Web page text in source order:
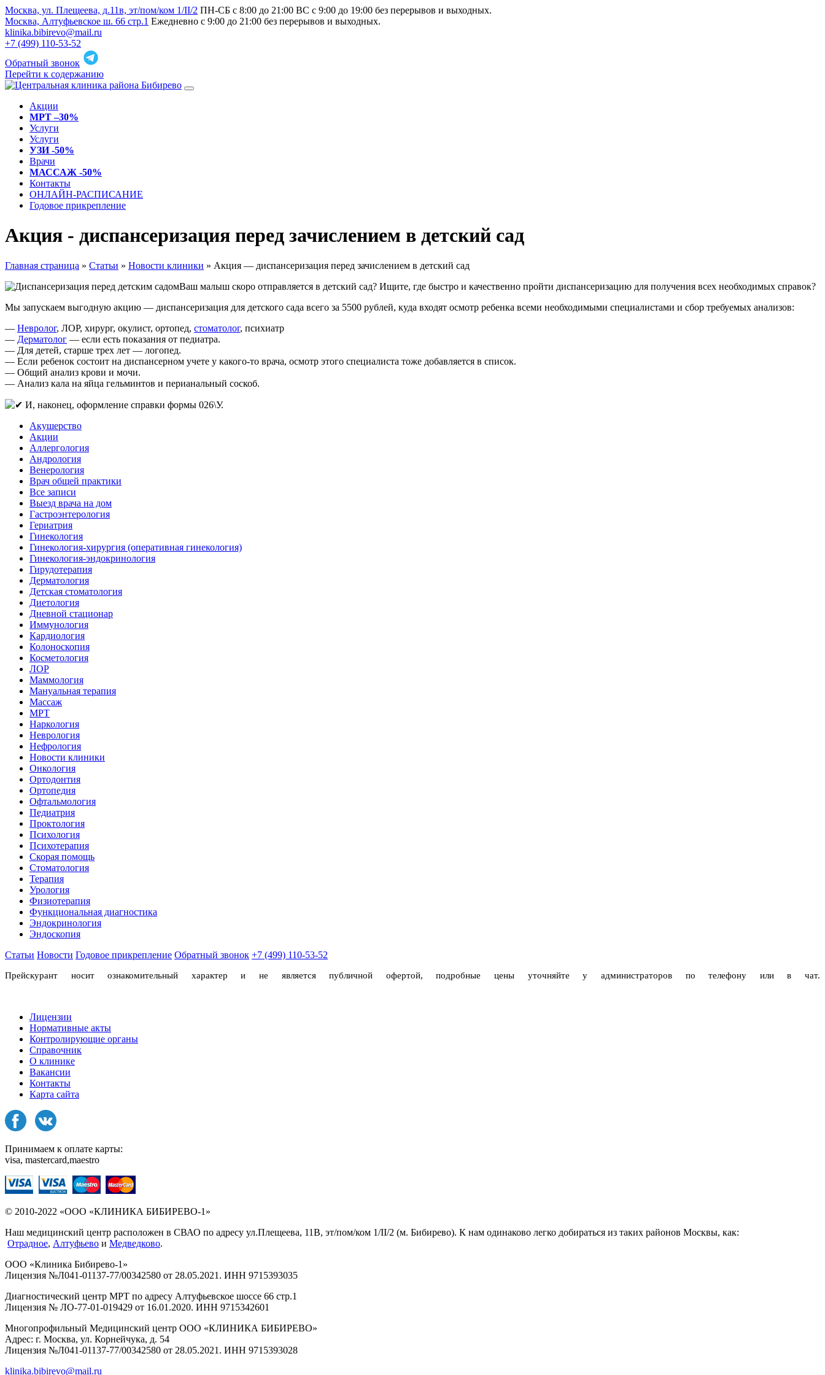
Москва, ул. Плещеева, д.11в, эт/пом/ком 1/II/2 ПН-СБ с 8:00 до 21:00 ВС с 9:00 до 19:00 без перерывов и выходных.
Москва, Алтуфьевское ш. 66 стр.1 Ежедневно с 9:00 до 21:00 без перерывов и выходных.
klinika.bibirevo@mail.ru
+7 (499) 110-53-52
Обратный звонок
Перейти к содержанию
Акции
МРТ –30%
Услуги
Услуги
УЗИ -50%
Врачи
МАССАЖ -50%
Контакты
ОНЛАЙН-РАСПИСАНИЕ
Годовое прикрепление
Акция - диспансеризация перед зачислением в детский сад
Главная страница » Статьи » Новости клиники » Акция — диспансеризация перед зачислением в детский сад
Ваш малыш скоро отправляется в детский сад? Ищите, где быстро и качественно пройти диспансеризацию для получения всех необходимых справок?
Мы запускаем выгодную акцию — диспансеризация для детского сада всего за 5500 рублей, куда входят осмотр ребенка всеми необходимыми специалистами и сбор требуемых анализов:
— Невролог, ЛОР, хирург, окулист, ортопед, стоматолог, психиатр
— Дерматолог — если есть показания от педиатра.
— Для детей, старше трех лет — логопед.
— Если ребенок состоит на диспансерном учете у какого-то врача, осмотр этого специалиста тоже добавляется в список.
— Общий анализ крови и мочи.
— Анализ кала на яйца гельминтов и перианальный соскоб.
И, наконец, оформление справки формы 026\У.
Акушерство
Акции
Аллергология
Андрология
Венерология
Врач общей практики
Все записи
Выезд врача на дом
Гастроэнтерология
Гериатрия
Гинекология
Гинекология-хирургия (оперативная гинекология)
Гинекология-эндокринология
Гирудотерапия
Дерматология
Детская стоматология
Диетология
Дневной стационар
Иммунология
Кардиология
Колоноскопия
Косметология
ЛОР
Маммология
Мануальная терапия
Массаж
МРТ
Наркология
Неврология
Нефрология
Новости клиники
Онкология
Ортодонтия
Ортопедия
Офтальмология
Педиатрия
Проктология
Психология
Психотерапия
Скорая помощь
Стоматология
Терапия
Урология
Физиотерапия
Функциональная диагностика
Эндокринология
Эндоскопия
Статьи Новости Годовое прикрепление Обратный звонок +7 (499) 110-53-52
Прейскурант носит ознакомительный характер и не является публичной офертой, подробные цены уточняйте у администраторов по телефону или в чат.
Лицензии
Нормативные акты
Контролирующие органы
Справочник
О клинике
Вакансии
Контакты
Карта сайта
Принимаем к оплате карты:
visa, mastercard,maestro
© 2010-2022 «ООО «КЛИНИКА БИБИРЕВО-1»
Наш медицинский центр расположен в СВАО по адресу ул.Плещеева, 11В, эт/пом/ком 1/II/2 (м. Бибирево). К нам одинаково легко добираться из таких районов Москвы, как:
Отрадное, Алтуфьево и Медведково.
ООО «Клиника Бибирево-1»
Лицензия №Л041-01137-77/00342580 от 28.05.2021. ИНН 9715393035
Диагностический центр МРТ по адресу Алтуфьевское шоссе 66 стр.1
Лицензия № ЛО-77-01-019429 от 16.01.2020. ИНН 9715342601
Многопрофильный Медицинский центр ООО «КЛИНИКА БИБИРЕВО»
Адрес: г. Москва, ул. Корнейчука, д. 54
Лицензия №Л041-01137-77/00342580 от 28.05.2021. ИНН 9715393028
klinika.bibirevo@mail.ru